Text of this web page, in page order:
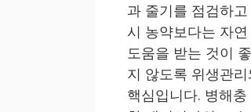
과 줄기를 점검하
시 농약보다는 자
도움을 받는 것이
지 않도록 위생관
핵심입니다. 병해